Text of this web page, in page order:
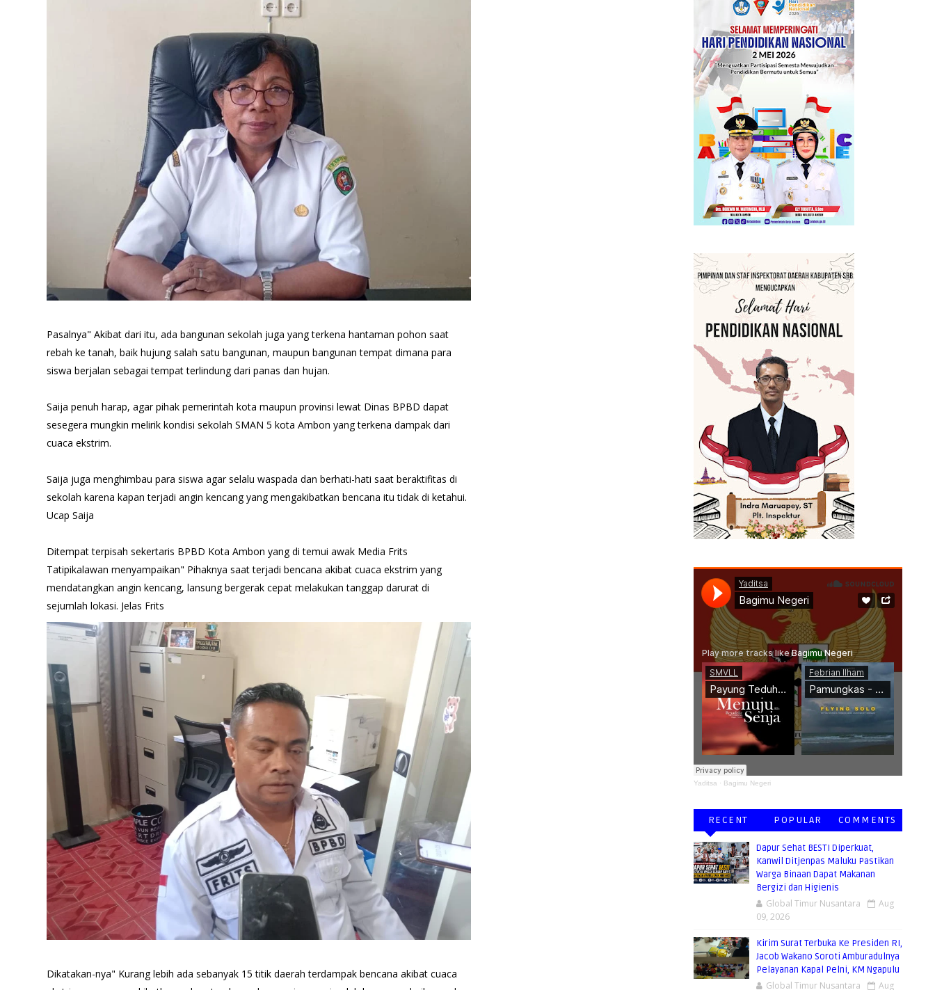
Pasalnya" Akibat dari itu, ada bangunan sekolah juga yang terkena hantaman pohon saat
rebah ke tanah, baik hujung salah satu bangunan, maupun bangunan tempat dimana para
siswa berjalan sebagai tempat terlindung dari panas dan hujan.
Saija penuh harap, agar pihak pemerintah kota maupun provinsi lewat Dinas BPBD dapat
sesegera mungkin melirik kondisi sekolah SMAN 5 kota Ambon yang terkena dampak dari
cuaca ekstrim.
Saija juga menghimbau para siswa agar selalu waspada dan berhati-hati saat beraktifitas di
sekolah karena kapan terjadi angin kencang yang mengakibatkan bencana itu tidak di ketahui.
Ucap Saija
Ditempat terpisah sekertaris BPBD Kota Ambon yang di temui awak Media Frits
Tatipikalawan menyampaikan" Pihaknya saat terjadi bencana akibat cuaca ekstrim yang
mendatangkan angin kencang, lansung bergerak cepat melakukan tanggap darurat di
sejumlah lokasi. Jelas Frits
Dikatakan-nya" Kurang lebih ada sebanyak 15 titik daerah terdampak bencana akibat cuaca
Yaditsa · Bagimu Negeri
RECENT POPULAR COMMENTS
Dapur Sehat BESTI Diperkuat,
Kanwil Ditjenpas Maluku Pastikan
Warga Binaan Dapat Makanan
Bergizi dan Higienis
Global Timur Nusantara
Aug
09, 2026
Kirim Surat Terbuka Ke Presiden RI,
Jacob Wakano Soroti Amburadulnya
Pelayanan Kapal Pelni, KM Ngapulu
Global Timur Nusantara Aug